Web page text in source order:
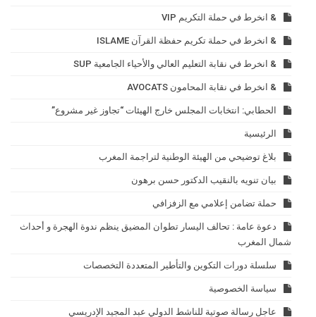
& انخرط في حملة التكريم VIP
& انخرط في حملة تكريم حفظة القرآن ISLAME
& انخرط في نقابة التعليم العالي والأحياء الجامعية SUP
& انخرط في نقابة المحامون AVOCATS
الحطابي: انتخابات المجلس خارج الهيئات “تجاوز غير مشروع”
الرئيسية
بلاغ توضيحي من الهيئة الوطنية لتراجمة المغرب
بيان تنويه بالنقيب الدكتور حسن برهون
حملة تضامن إعلامي مع الزفزافي
دعوة عامة : تحالف اليسار تطوان المضيق ينظم ندوة الهجرة و أحداث
شمال المغرب
سلسلة دورات التكوين والتأطير المتعددة التخصصات
سياسة الخصوصية
عاجل رسالة صوتية للناشط الدولي عبد المجيد الإدريسي